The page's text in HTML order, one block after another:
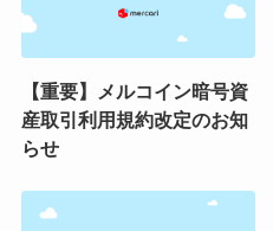
【重要】メルコイン暗号資
産取引利用規約改定のお知
らせ